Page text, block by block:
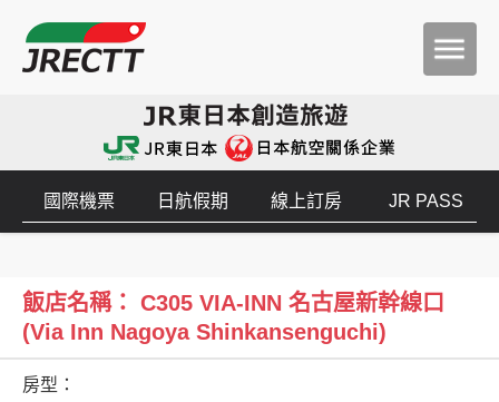
國際機票 日航假期 線上訂房 JR PASS
飯店名稱： C305 VIA-INN 名古屋新幹線口
(Via Inn Nagoya Shinkansenguchi)
房型：